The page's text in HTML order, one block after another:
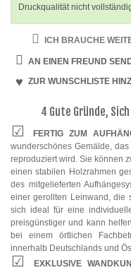
Druckqualität nicht
ICH BRAUCHE
AN EINEN FREUND
ZUR WUNSCHLISTE
4 Gute Gründe,
FERTIG ZUM
wunderschönes Gemälde,
reproduziert wird. Sie können
einen stabilen Holzrahmen
des mitgelieferten
einer gerollten Leinwand, die
sich ideal für eine
preisgünstiger und kann
bei einem örtlichen
innerhalb Deutschlands und
EXKLUSIVE